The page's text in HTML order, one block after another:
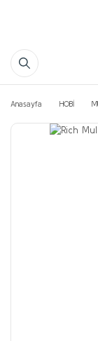
Anasayfa HOBİ